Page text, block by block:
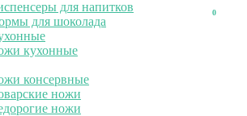
0
для напитков
для шоколада
кухонные
консервные
ножи
ножи